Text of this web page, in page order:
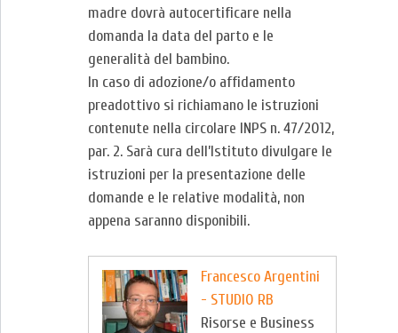
madre dovrà autocertificare nella
domanda la data del parto e le
generalità del bambino.
In caso di adozione/o affidamento
preadottivo si richiamano le istruzioni
contenute nella circolare INPS n. 47/2012,
par. 2. Sarà cura dell’Istituto divulgare le
istruzioni per la presentazione delle
domande e le relative modalità, non
appena saranno disponibili.
Francesco Argentini
- STUDIO RB
Risorse e Business